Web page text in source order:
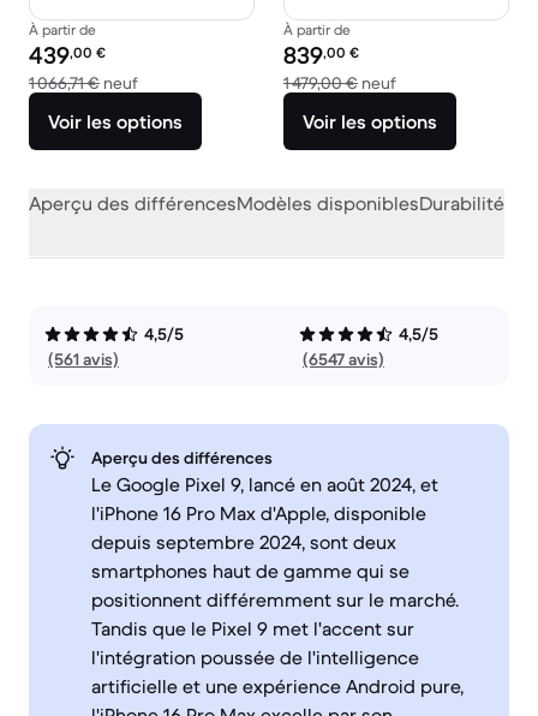
À partir de
Prix reconditionné :
439,00 €
1 066,71 € neufcontre 1 066,71 € neuf
Voir les options
À partir de
Prix reconditionné :
839,00 €
1 479,00 € neufcontre 1 479,00 €
Voir les options
Aperçu des différencesModèles disponiblesDurabilité
4,5/5
(561 avis)
4,5/5
(6547 avis)
Aperçu des différences
Le Google Pixel 9, lancé en août 2024, et
l'iPhone 16 Pro Max d'Apple, disponible
depuis septembre 2024, sont deux
smartphones haut de gamme qui se
positionnent différemment sur le marché.
Tandis que le Pixel 9 met l'accent sur
l'intégration poussée de l'intelligence
artificielle et une expérience Android pure,